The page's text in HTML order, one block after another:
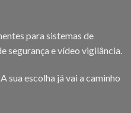
para sistemas de
segurança e vídeo vigilância.
sua escolha já vai a caminho